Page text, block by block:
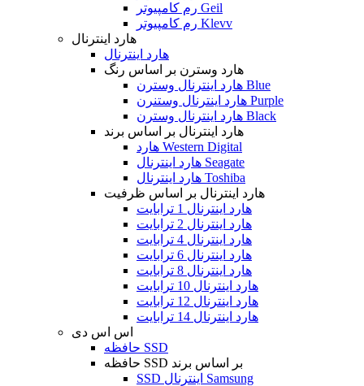
رم کامپیوتر Geil
رم کامپیوتر Klevv
هارد اینترنال
هارد اینترنال
هارد وسترن بر اساس رنگ
هارد اینترنال وسترن Blue
هارد اینترنال وستنرن Purple
هارد اینترنال وسترن Black
هارد اینترنال بر اساس برند
هارد Western Digital
هارد اینترنال Seagate
هارد اینترنال Toshiba
هارد اینترنال بر اساس ظرفیت
هارد اینترنال 1 ترابایت
هارد اینترنال 2 ترابایت
هارد اینترنال 4 ترابایت
هارد اینترنال 6 ترابایت
هارد اینترنال 8 ترابایت
هارد اینترنال 10 ترابایت
هارد اینترنال 12 ترابایت
هارد اینترنال 14 ترابایت
اس اس دی
حافظه SSD
حافظه SSD بر اساس برند
SSD اینترنال Samsung